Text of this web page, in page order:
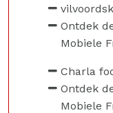
Ontdek
Mobiele
Charla
Ontdek
Mobiele